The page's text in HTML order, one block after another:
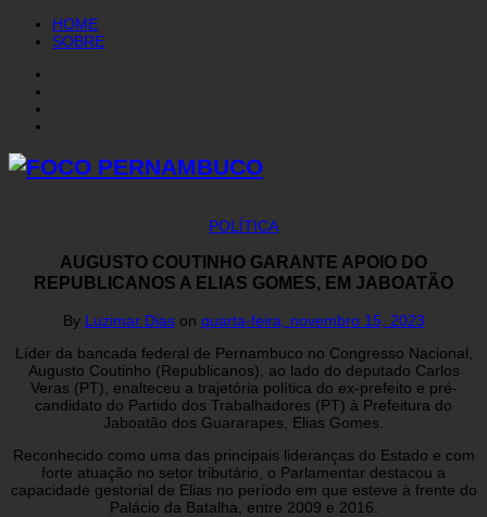
HOME
SOBRE
POLÍTICA
AUGUSTO COUTINHO GARANTE APOIO DO
REPUBLICANOS A ELIAS GOMES, EM JABOATÃO
By Luzimar Dias on quarta-feira, novembro 15, 2023
Líder da bancada federal de Pernambuco no Congresso Nacional,
Augusto Coutinho (Republicanos), ao lado do deputado Carlos
Veras (PT), enalteceu a trajetória política do ex-prefeito e pré-
candidato do Partido dos Trabalhadores (PT) à Prefeitura do
Jaboatão dos Guararapes, Elias Gomes.
Reconhecido como uma das principais lideranças do Estado e com
forte atuação no setor tributário, o Parlamentar destacou a
capacidade gestorial de Elias no período em que esteve à frente do
Palácio da Batalha, entre 2009 e 2016.